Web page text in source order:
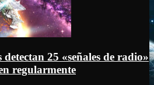
25 «señales de radio»
regularmente